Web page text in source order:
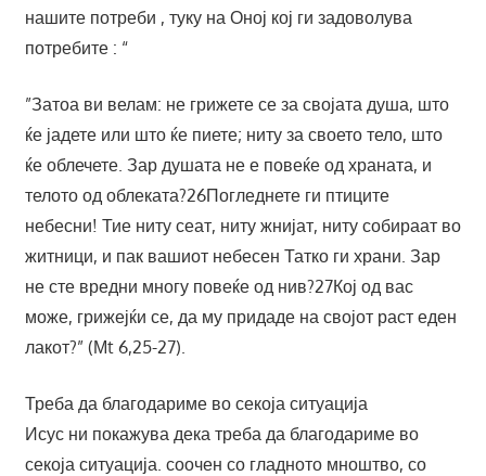
нашите потреби , туку на Оној кој ги задоволува
потребите : “
”Затоа ви велам: не грижете се за својата душа, што
ќе јадете или што ќе пиете; ниту за своето тело, што
ќе облечете. Зар душата не е повеќе од храната, и
телото од облеката?26Погледнете ги птиците
небесни! Тие ниту сеат, ниту жнијат, ниту собираат во
житници, и пак вашиот небесен Татко ги храни. Зар
не сте вредни многу повеќе од нив?27Кој од вас
може, грижејќи се, да му придаде на својот раст еден
лакот?” (Мt 6,25-27).
Треба да благодариме во секоја ситуација
Исус ни покажува дека треба да благодариме во
секоја ситуација. соочен со гладното мноштво, со